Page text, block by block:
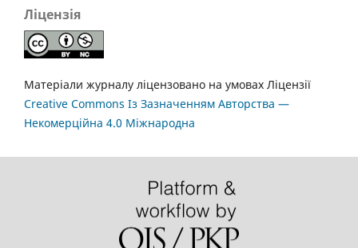
Ліцензія
Матеріали журналу ліцензовано на умовах Ліцензії
Creative Commons Із Зазначенням Авторства —
Некомерційна 4.0 Міжнародна